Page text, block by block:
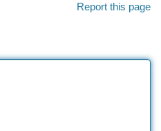
Report this page